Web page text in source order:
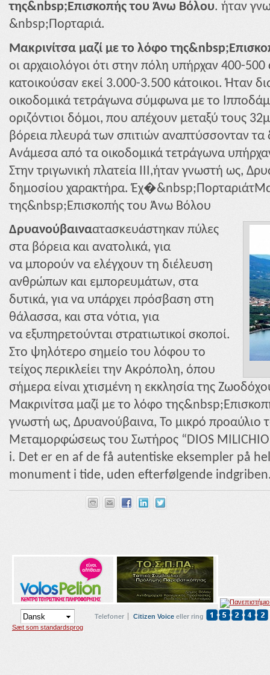
της&nbsp;Επισκοπής του Άνω Βόλου. ήταν
&nbsp;Πορταριά.
Μακρινίτσα μαζί με το λόφο
οι αρχαιολόγοι ότι στην πόλη υπήρχαν 400-
κατοικούσαν εκεί 3.000-3.500 κάτοικοι. Ήταν
οικοδομικά τετράγωνα σύμφωνα με το
οριζόντιοι δόμοι, που απέχουν μεταξύ τους
βόρεια πλευρά των σπιτιών αναπτύσσονταν τα
Ανάμεσα από τα οικοδομικά τετράγωνα
Στην τριγωνική πλατεία ΙΙΙ,ήταν γνωστή ως,
δημοσίου χαρακτήρα.
της&nbsp;Επισκοπής του Άνω Βόλου
Δρυανούβαιναατασκευάστηκαν πύλες
στα βόρεια και ανατολικά, για
να μπορούν να ελέγχουν τη διέλευση
ανθρώπων και εμπορευμάτων, στα
δυτικά, για να υπάρχει πρόσβαση στη
θάλασσα, και στα νότια, για
να εξυπηρετούνται στρατιωτικοί σκοποί.
Στο ψηλότερο σημείο του λόφου το
τείχος περικλείει την Ακρόπολη, όπου
σήμερα είναι χτισμένη η εκκλησία της
Μακρινίτσα μαζί με το λόφο
γνωστή ως, Δρυανούβαινα, Το μικρό προαύλιο
Μεταμορφώσεως του Σωτήρος “DIOS
i. Det er en af ​​de få autentiske eksempler på
monument i tide, uden efterfølgende
Sæt som standardsprog
Telefoner Citizen Voice eller ring